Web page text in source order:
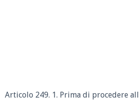
Articolo 249. 1. Prima di procedere